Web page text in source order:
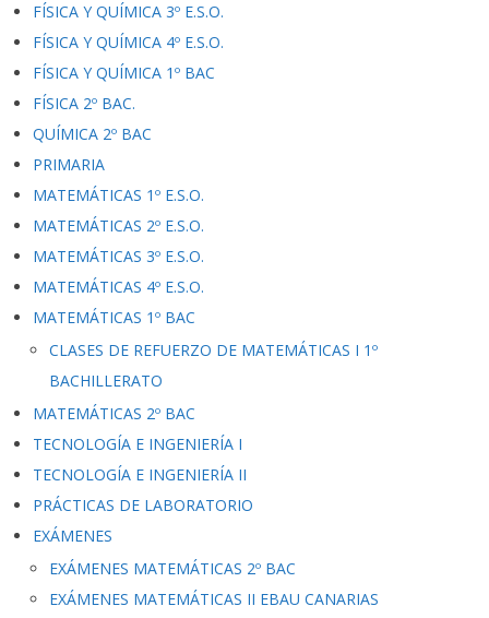
FÍSICA Y QUÍMICA 3º E.S.O.
FÍSICA Y QUÍMICA 4º E.S.O.
FÍSICA Y QUÍMICA 1º BAC
FÍSICA 2º BAC.
QUÍMICA 2º BAC
PRIMARIA
MATEMÁTICAS 1º E.S.O.
MATEMÁTICAS 2º E.S.O.
MATEMÁTICAS 3º E.S.O.
MATEMÁTICAS 4º E.S.O.
MATEMÁTICAS 1º BAC
CLASES DE REFUERZO DE MATEMÁTICAS I 1º
BACHILLERATO
MATEMÁTICAS 2º BAC
TECNOLOGÍA E INGENIERÍA I
TECNOLOGÍA E INGENIERÍA II
PRÁCTICAS DE LABORATORIO
EXÁMENES
EXÁMENES MATEMÁTICAS 2º BAC
EXÁMENES MATEMÁTICAS II EBAU CANARIAS